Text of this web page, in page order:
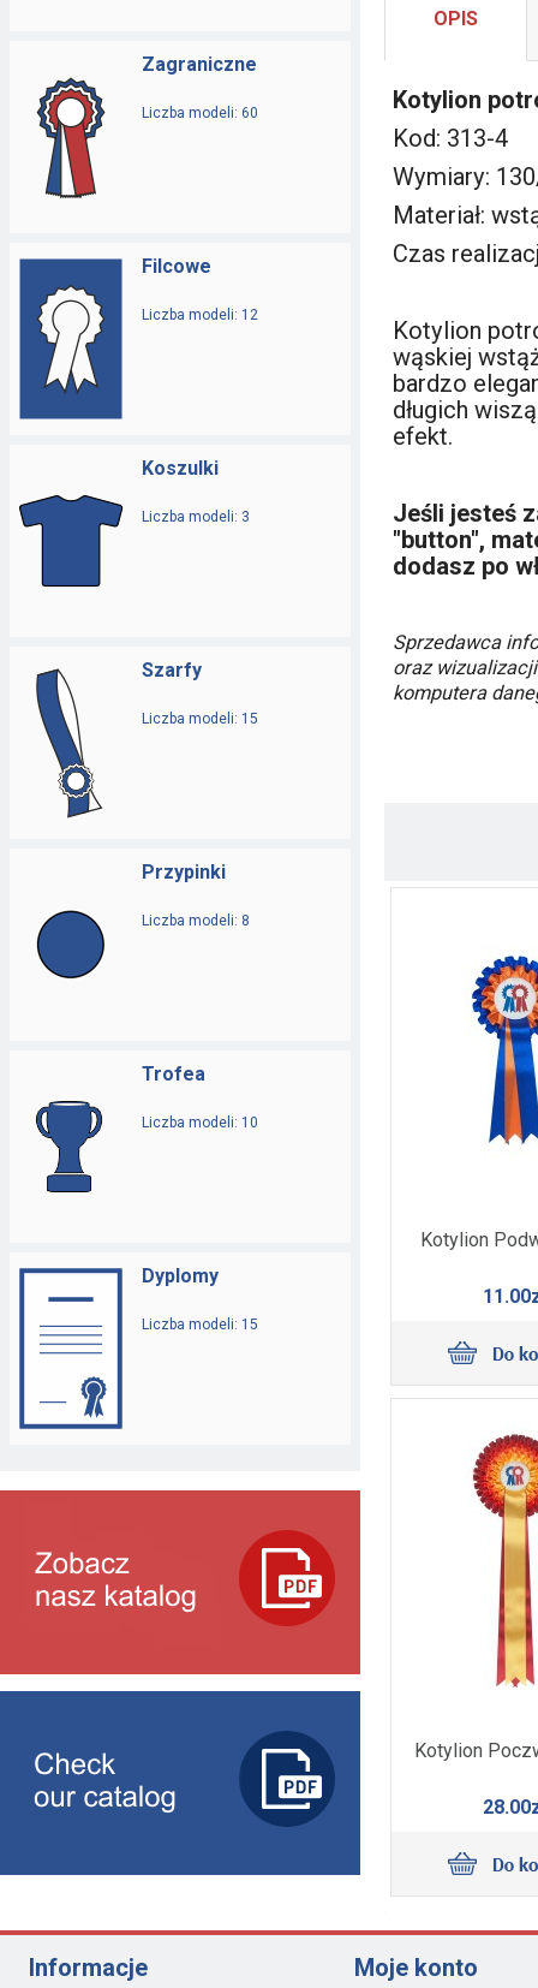
Zagraniczne
Liczba modeli: 60
Filcowe
Liczba modeli: 12
Koszulki
Liczba modeli: 3
Szarfy
Liczba modeli: 15
Przypinki
Liczba modeli: 8
Trofea
Liczba modeli: 10
Dyplomy
Liczba modeli: 15
OPIS
Kotylion
Kod: 313-4
Wymiary:
Materiał:
Czas
Kotylion
wąskiej
bardzo
długich
efekt.
Jeśli jesteś
"button",
dodasz po
Sprzedawca
oraz
komputera
Kotylion
Kotylion
Informacje Moje konto